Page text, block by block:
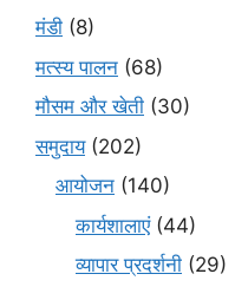
मंडी (8)
मत्स्य पालन (68)
मौसम और खेती (30)
समुदाय(202)
आयोजन (140)
कार्यशालाएं(44)
व्यापार प्रदर्शनी (29)